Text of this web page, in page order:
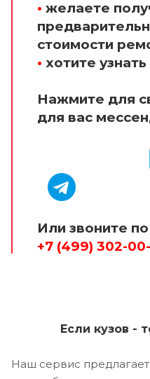
• желаете
стоимости
• хотите
Нажмите для
для вас
Или звоните
+7 (499) 302-
Если кузов -
Наш сервис